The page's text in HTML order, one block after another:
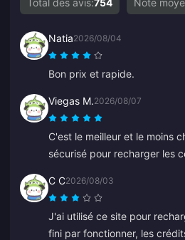
Natia2026/08/04
Bon prix et rapide.
Viegas M.2026/08/07
C'est le meilleur et le moins
sécurisé pour recharger les
ça rapidement et a rechargé
C C2026/08/03
J'ai utilisé ce site pour
fini par fonctionner, les